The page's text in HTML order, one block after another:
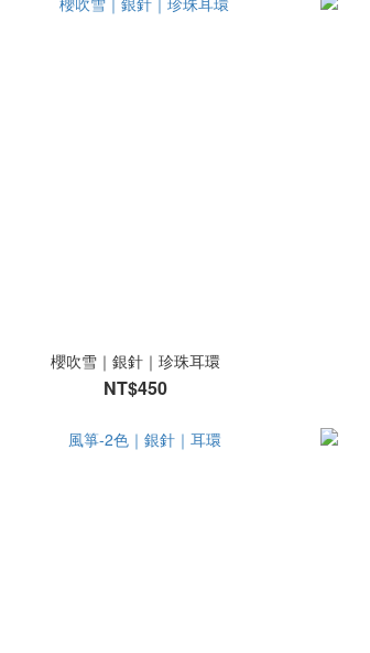
櫻吹雪｜銀針｜珍珠耳環
NT$450